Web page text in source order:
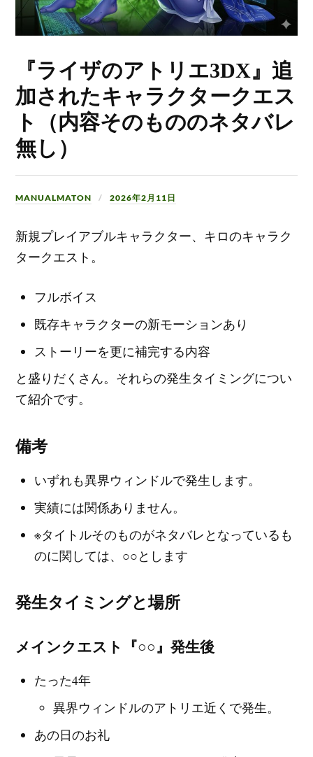
『ライザのアトリエ3DX』追
加されたキャラクタークエス
ト（内容そのもののネタバレ
無し）
MANUALMATON 2026年2月11日
新規プレイアブルキャラクター、キロのキャラク
タークエスト。
フルボイス
既存キャラクターの新モーションあり
ストーリーを更に補完する内容
と盛りだくさん。それらの発生タイミングについ
て紹介です。
備考
いずれも異界ウィンドルで発生します。
実績には関係ありません。
※タイトルそのものがネタバレとなっているも
のに関しては、○○とします
発生タイミングと場所
メインクエスト『○○』発生後
たった4年
異界ウィンドルのアトリエ近くで発生。
あの日のお礼